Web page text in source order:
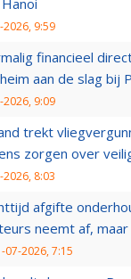
2026, 9:59
financieel
aan de slag bij
2026, 9:09
trekt
zorgen over
2026, 8:03
afgifte
neemt af,
07-2026, 7:15